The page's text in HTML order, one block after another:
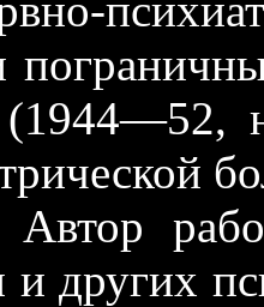
(1944—52,
Автор
других